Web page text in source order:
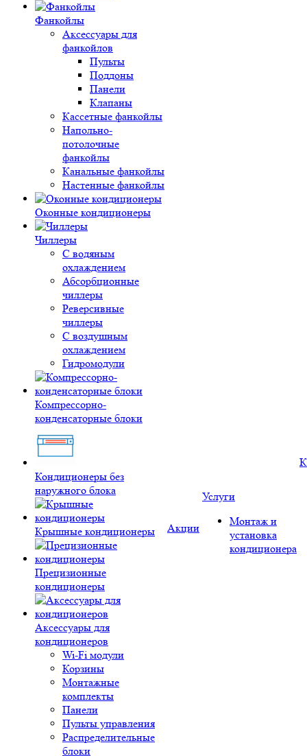
Фанкойлы
Аксессуары для
фанкойлов
Пульты
Поддоны
Панели
Клапаны
Кассетные фанкойлы
Напольно-
потолочные
фанкойлы
Канальные фанкойлы
Настенные фанкойлы
Оконные кондиционеры
Чиллеры
С водяным
охлаждением
Абсорбционные
чиллеры
Реверсивные
чиллеры
С воздушным
охлаждением
Гидромодули
Компрессорно-
конденсаторные блоки
Кондиционеры без
наружного блока
Крышные кондиционеры
Прецизионные
кондиционеры
Аксессуары для
кондиционеров
Wi-Fi модули
Корзины
Монтажные
комплекты
Панели
Пульты управления
Распределительные
блоки
Акции
Услуги
Монтаж и
установка
кондиционера